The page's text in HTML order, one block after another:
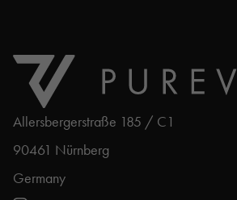
Allersbergerstraße 185 / C1
90461 Nürnberg
Germany